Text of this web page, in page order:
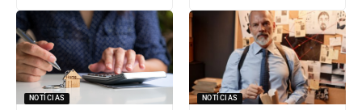
NOTÍCIAS NOTÍCIAS